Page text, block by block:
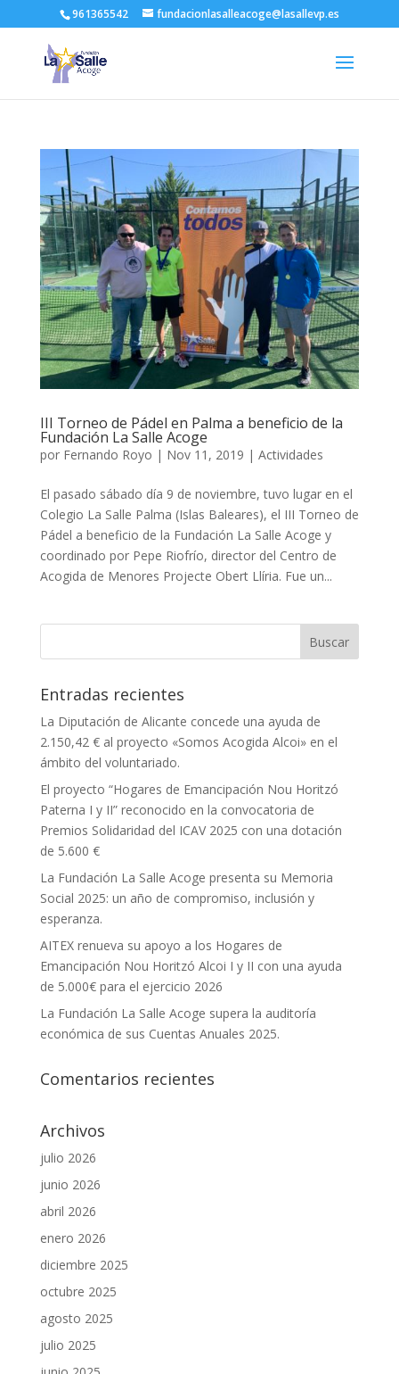
961365542 fundacionlasalleacoge@lasallevp.es
III Torneo de Pádel en Palma a beneficio de la
Fundación La Salle Acoge
por Fernando Royo | Nov 11, 2019 | Actividades
El pasado sábado día 9 de noviembre, tuvo lugar en el
Colegio La Salle Palma (Islas Baleares), el III Torneo de
Pádel a beneficio de la Fundación La Salle Acoge y
coordinado por Pepe Riofrío, director del Centro de
Acogida de Menores Projecte Obert Llíria. Fue un...
Entradas recientes
La Diputación de Alicante concede una ayuda de
2.150,42 € al proyecto «Somos Acogida Alcoi» en el
ámbito del voluntariado.
El proyecto “Hogares de Emancipación Nou Horitzó
Paterna I y II” reconocido en la convocatoria de
Premios Solidaridad del ICAV 2025 con una dotación
de 5.600 €
La Fundación La Salle Acoge presenta su Memoria
Social 2025: un año de compromiso, inclusión y
esperanza.
AITEX renueva su apoyo a los Hogares de
Emancipación Nou Horitzó Alcoi I y II con una ayuda
de 5.000€ para el ejercicio 2026
La Fundación La Salle Acoge supera la auditoría
económica de sus Cuentas Anuales 2025.
Comentarios recientes
Archivos
julio 2026
junio 2026
abril 2026
enero 2026
diciembre 2025
octubre 2025
agosto 2025
julio 2025